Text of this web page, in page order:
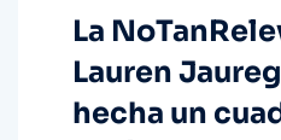
La
Lauren
hecha un